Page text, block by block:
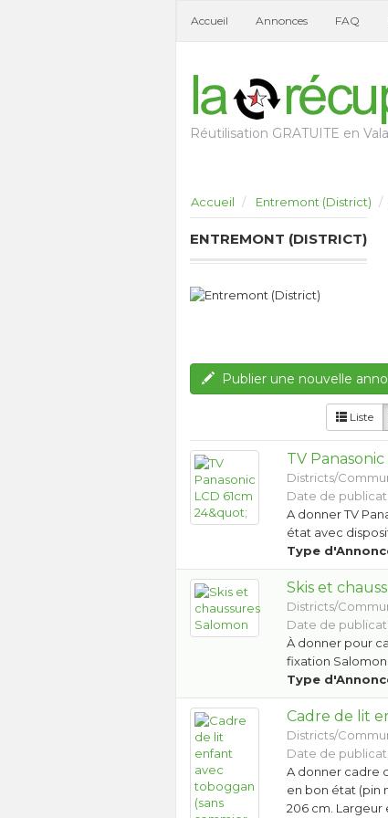
Accueil Annonces FAQ
Réutilisation GRATUITE en
Accueil Entremont (District)
ENTREMONT (DISTRICT)
Publier une nouvelle
Liste
TV Panasonic
Districts/
Date de
A donner TV
état avec
Type
Skis et
Districts/
Date de
À donner pour
fixation Salomon
Type
Cadre de lit
Districts/
Date de
A donner cadre
en bon état (pin
206 cm. Largeur